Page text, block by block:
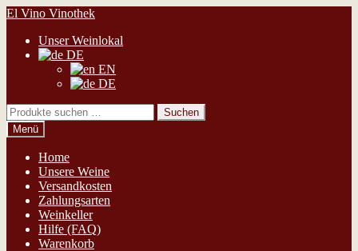
Zur
springen
Zum
springen
El Vino Vinothek
Unser Weinlokal
DE
EN
DE
Suchen
nach:
Suchen
Menü
Home
Unsere Weine
Versandkosten
Zahlungsarten
Weinkeller
Hilfe (FAQ)
Warenkorb